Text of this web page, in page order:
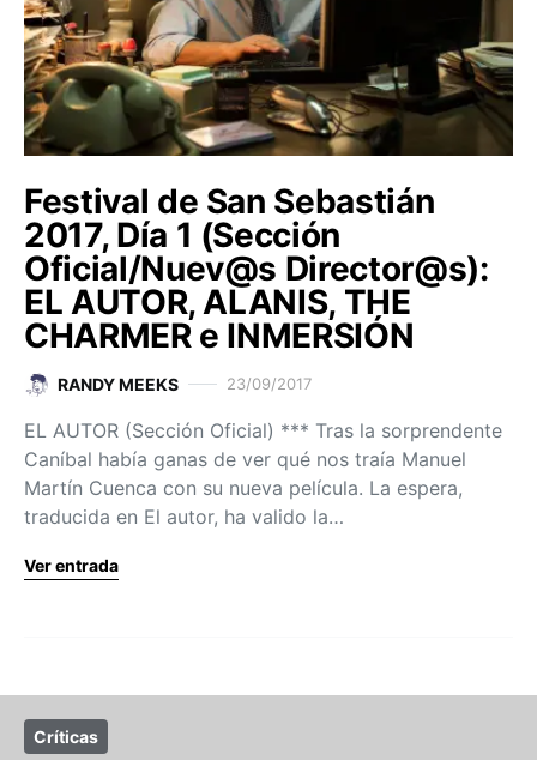
Festival de San Sebastián
2017, Día 1 (Sección
Oficial/Nuev@s Director@s):
EL AUTOR, ALANIS, THE
CHARMER e INMERSIÓN
RANDY MEEKS 23/09/2017
EL AUTOR (Sección Oficial) *** Tras la sorprendente
Caníbal había ganas de ver qué nos traía Manuel
Martín Cuenca con su nueva película. La espera,
traducida en El autor, ha valido la…
Ver entrada
Críticas